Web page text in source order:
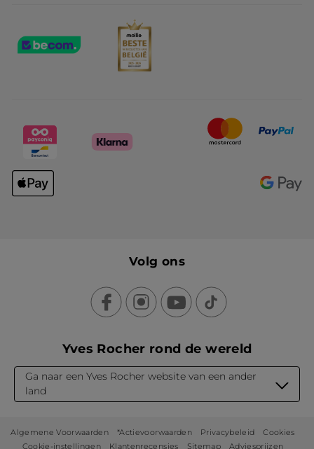
Volg ons
Yves Rocher rond de wereld
Ga naar een Yves Rocher website van een ander
land
Algemene Voorwaarden *Actievoorwaarden Privacybeleid
Cookies
Cookie-instellingen
Klantenrecensies Sitemap Adviesprijzen